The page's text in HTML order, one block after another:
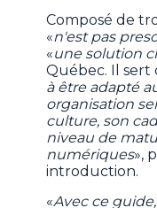
Composé de
«n'est pas
«une solution
Québec. Il sert
à être adapté
organisation
culture, son
niveau de
numériques»,
introduction.
«Avec ce